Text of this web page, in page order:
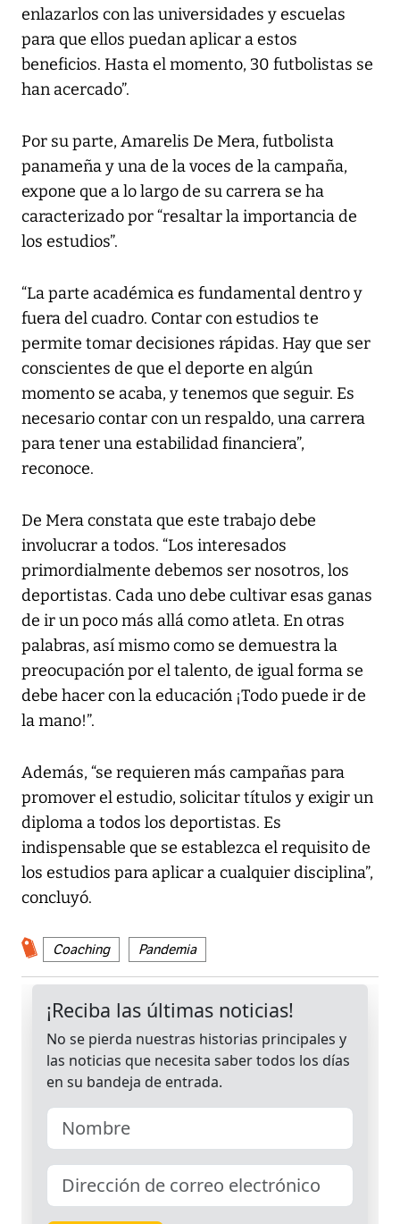
enlazarlos con las universidades y escuelas
para que ellos puedan aplicar a estos
beneficios. Hasta el momento, 30 futbolistas se
han acercado”.
Por su parte, Amarelis De Mera, futbolista
panameña y una de la voces de la campaña,
expone que a lo largo de su carrera se ha
caracterizado por “resaltar la importancia de
los estudios”.
“La parte académica es fundamental dentro y
fuera del cuadro. Contar con estudios te
permite tomar decisiones rápidas. Hay que ser
conscientes de que el deporte en algún
momento se acaba, y tenemos que seguir. Es
necesario contar con un respaldo, una carrera
para tener una estabilidad financiera”,
reconoce.
De Mera constata que este trabajo debe
involucrar a todos. “Los interesados
primordialmente debemos ser nosotros, los
deportistas. Cada uno debe cultivar esas ganas
de ir un poco más allá como atleta. En otras
palabras, así mismo como se demuestra la
preocupación por el talento, de igual forma se
debe hacer con la educación ¡Todo puede ir de
la mano!”.
Además, “se requieren más campañas para
promover el estudio, solicitar títulos y exigir un
diploma a todos los deportistas. Es
indispensable que se establezca el requisito de
los estudios para aplicar a cualquier disciplina”,
concluyó.
Coaching Pandemia